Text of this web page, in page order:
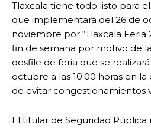
Tlaxcala tiene todo listo para
que implementará del 26 de
noviembre por “Tlaxcala Feria
fin de semana por motivo de
desfile de feria que se
octubre a las 10:00 horas en
de evitar congestionamientos
El titular de Seguridad Pública